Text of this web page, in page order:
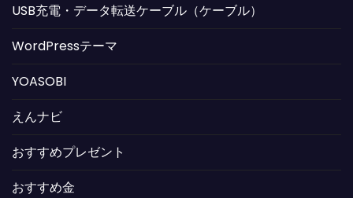
USB充電・データ転送ケーブル（ケーブル）
WordPressテーマ
YOASOBI
えんナビ
おすすめプレゼント
おすすめ金